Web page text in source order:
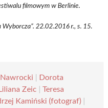
filmowym w Berlinie.
Wyborcza”. 22.02.2016 r., s. 15.
Dorota
Zeic |Teresa
Kamiński (fotograf)